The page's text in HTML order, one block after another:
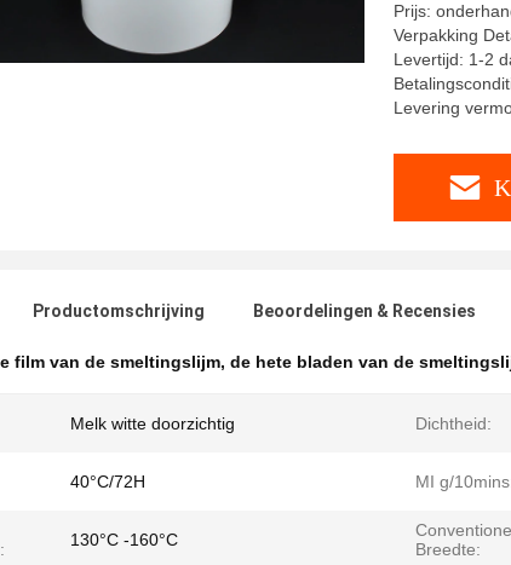
Prijs:
Verpakking
Levertijd: 1-2
Levering
Productomschrijving Beoordelingen & Recensies
film van de smeltingslijm, de hete bladen van de
Melk witte doorzichtig Dichtheid:
40°C/72H MI g/
130°C -160°C
Breedte: